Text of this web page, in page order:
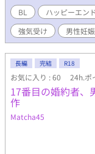
士団へ入って訓練を
士団にいた元騎士・
の日常は大きく揺れ
あります。 ※あらす
います。 ※この話は
冒涜に反対していま
改稿版です。 ※ムー
ています。 ※表紙イ
その節は本当にあり
題です。
BL ハッピーエン
強気受け
男性妊
長編 完結 R18
お気に入り : 60 24h.ポ
17番目の婚約者
作
Matcha45